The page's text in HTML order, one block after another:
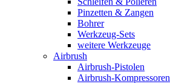
Pinzetten & Zangen
Bohrer
Werkzeug-Sets
weitere Werkzeuge
Airbrush
Airbrush-Pistolen
Airbrush-Kompressoren